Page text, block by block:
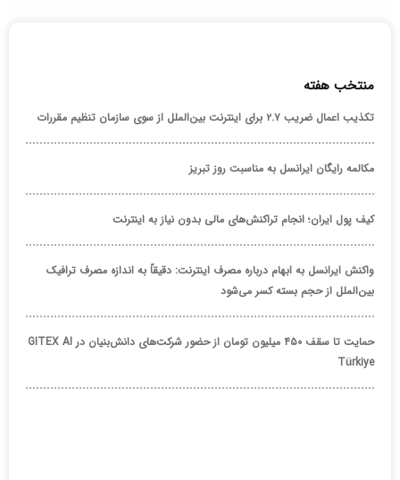
منتخب هفته
تکذیب اعمال ضریب ۲.۷ برای اینترنت بین‌الملل از سوی سازمان تنظیم مقررات
مکالمه رایگان ایرانسل به مناسبت روز تبریز
کیف پول ایران؛ انجام تراکنش‌های مالی بدون نیاز به اینترنت
واکنش ایرانسل به ابهام درباره مصرف اینترنت: دقیقاً به اندازه مصرف ترافیک
بین‌الملل از حجم بسته کسر می‌شود
حمایت تا سقف ۴۵۰ میلیون تومان از حضور شرکت‌های دانش‌بنیان در GITEX AI
Türkiye